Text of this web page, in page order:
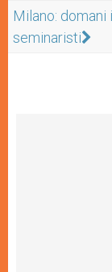
Milano:
seminaristi